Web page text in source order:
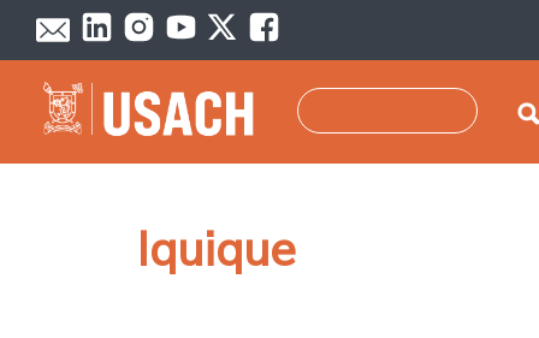
Pasar al contenido principal
Iquique